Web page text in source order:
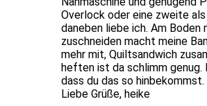
Overlock oder eine zweite
daneben liebe ich. Am Boden
zuschneiden macht meine
mehr mit, Quiltsandwich
heften ist da schlimm genug.
dass du das so hinbekommst.
Liebe Grüße, heike